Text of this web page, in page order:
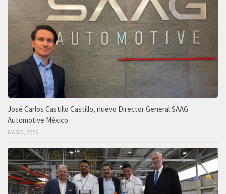
José Carlos Castillo Castillo, nuevo Director General SAAG
Automotive México
6 AGO, 2026